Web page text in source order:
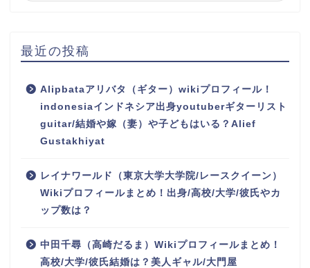
最近の投稿
Alipbataアリバタ（ギター）wikiプロフィール！
indonesiaインドネシア出身youtuberギターリスト
guitar/結婚や嫁（妻）や子どもはいる？Alief
Gustakhiyat
レイナワールド（東京大学大学院/レースクイーン）
Wikiプロフィールまとめ！出身/高校/大学/彼氏やカ
ップ数は？
中田千尋（高崎だるま）Wikiプロフィールまとめ！
高校/大学/彼氏結婚は？美人ギャル/大門屋